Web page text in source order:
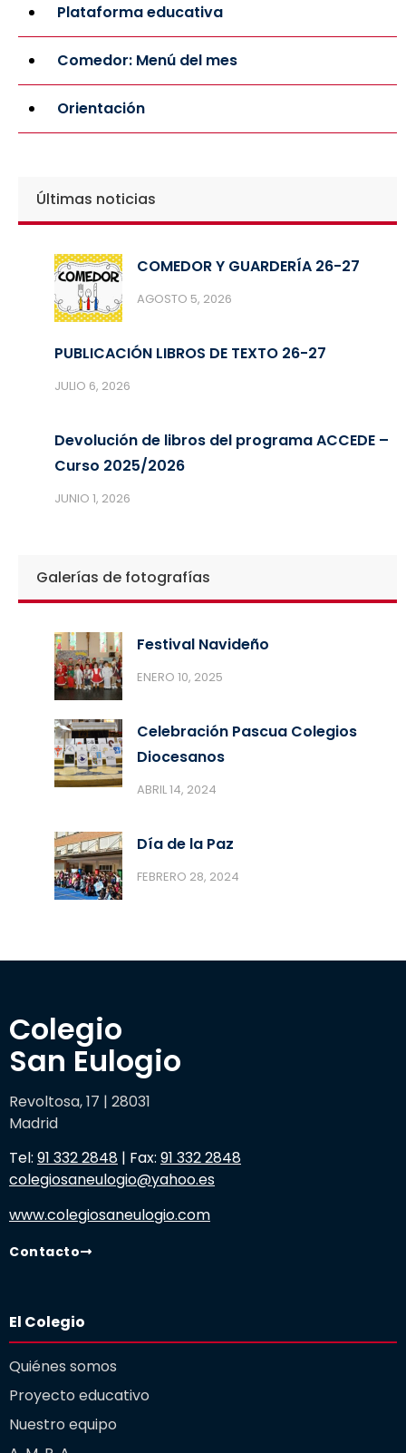
Plataforma educativa
Comedor: Menú del mes
Orientación
Últimas noticias
COMEDOR Y GUARDERÍA 26-27
AGOSTO 5, 2026
PUBLICACIÓN LIBROS DE TEXTO 26-27
JULIO 6, 2026
Devolución de libros del programa ACCEDE –
Curso 2025/2026
JUNIO 1, 2026
Galerías de fotografías
Festival Navideño
ENERO 10, 2025
Celebración Pascua Colegios
Diocesanos
ABRIL 14, 2024
Día de la Paz
FEBRERO 28, 2024
Colegio
San Eulogio
Revoltosa, 17 | 28031
Madrid
Tel: 91 332 2848 | Fax: 91 332 2848
colegiosaneulogio@yahoo.es
www.colegiosaneulogio.com
Contacto
El Colegio
Quiénes somos
Proyecto educativo
Nuestro equipo